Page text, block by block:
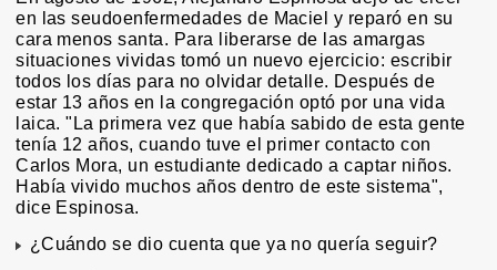
en las seudoenfermedades de Maciel y reparó en su
cara menos santa. Para liberarse de las amargas
situaciones vividas tomó un nuevo ejercicio: escribir
todos los días para no olvidar detalle. Después de
estar 13 años en la congregación optó por una vida
laica. "La primera vez que había sabido de esta gente
tenía 12 años, cuando tuve el primer contacto con
Carlos Mora, un estudiante dedicado a captar niños.
Había vivido muchos años dentro de este sistema",
dice Espinosa.
¿Cuándo se dio cuenta que ya no quería seguir?